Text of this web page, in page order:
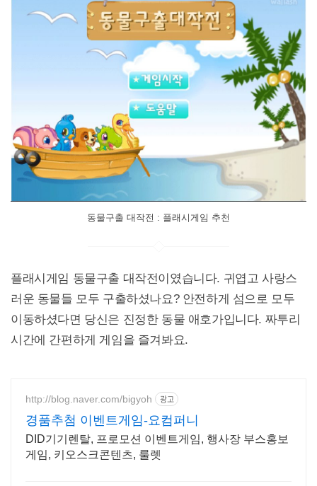
동물구출 대작전 : 플래시게임 추천
플래시게임 동물구출 대작전이였습니다. 귀엽고 사랑스
러운 동물들 모두 구출하셨나요? 안전하게 섬으로 모두
이동하셨다면 당신은 진정한 동물 애호가입니다. 짜투리
시간에 간편하게 게임을 즐겨봐요.
http://blog.naver.com/bigyoh 광고
경품추첨 이벤트게임-요컴퍼니
DID기기렌탈, 프로모션 이벤트게임, 행사장 부스홍보
게임, 키오스크콘텐츠, 룰렛